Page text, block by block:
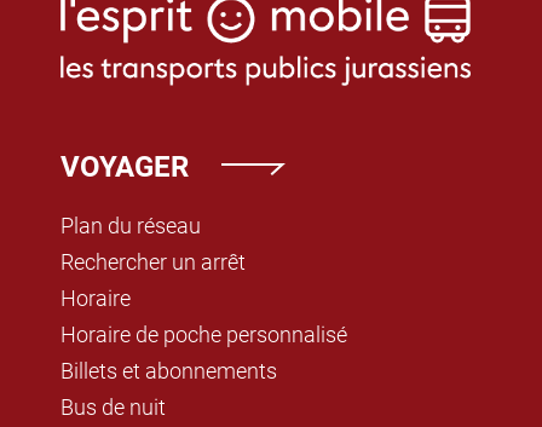
VOYAGER
Plan du réseau
Rechercher un arrêt
Horaire
Horaire de poche personnalisé
Billets et abonnements
Bus de nuit